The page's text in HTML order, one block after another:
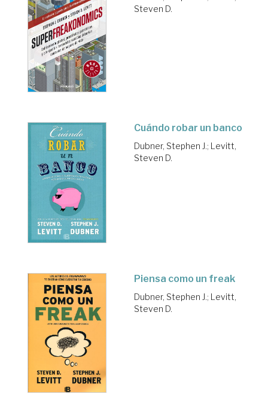
Steven D.
Cuándo robar un banco
Dubner, Stephen J.; Levitt,
Steven D.
Piensa como un freak
Dubner, Stephen J.; Levitt,
Steven D.